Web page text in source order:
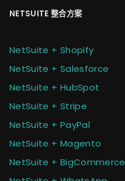
NETSUITE 整合方案
NetSuite + Shopify
NetSuite + Salesforce
NetSuite + HubSpot
NetSuite + Stripe
NetSuite + PayPal
NetSuite + Magento
NetSuite + BigCommerce